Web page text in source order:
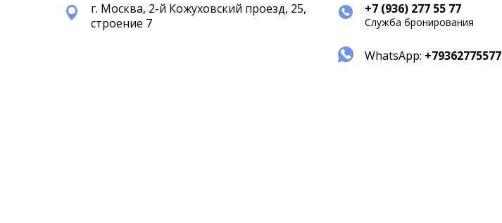
г. Москва, 2-й Кожуховский проезд, 25,
строение 7
+7 (936) 277 55 77
Служба бронирования
WhatsApp: +79362775577